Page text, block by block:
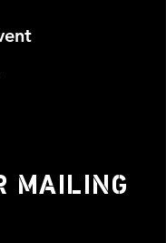
MAILING